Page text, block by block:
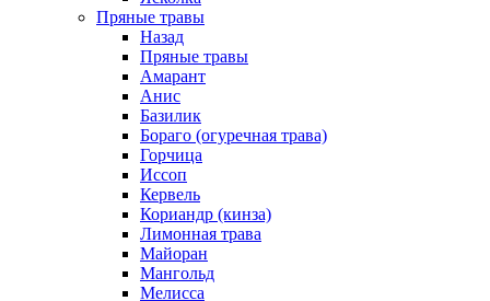
Пряные травы
Назад
Пряные травы
Амарант
Анис
Базилик
Бораго (огуречная трава)
Горчица
Иссоп
Кервель
Кориандр (кинза)
Лимонная трава
Майоран
Мангольд
Мелисса